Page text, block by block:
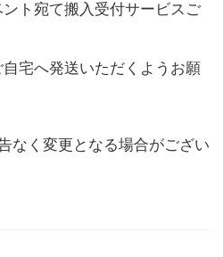
ト宛て搬入受付サービスご
宅へ発送いただくようお願
なく変更となる場合がござい